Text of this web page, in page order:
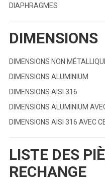
DIAPHRAGMES
DIMENSIONS
DIMENSIONS NON
DIMENSIONS ALUMINIUM
DIMENSIONS AISI 316
DIMENSIONS ALUMINIUM
DIMENSIONS AISI 316 AVEC
LISTE DES
RECHANGE